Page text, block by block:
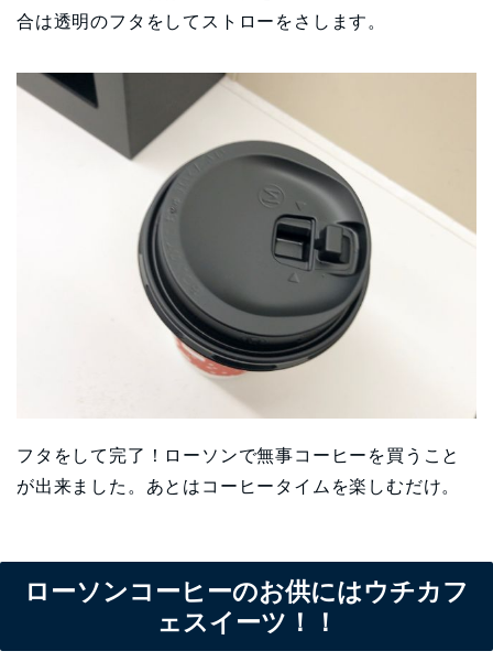
合は透明のフタをしてストローをさします。
フタをして完了！ローソンで無事コーヒーを買うこと
が出来ました。あとはコーヒータイムを楽しむだけ。
ローソンコーヒーのお供にはウチカフ
ェスイーツ！！